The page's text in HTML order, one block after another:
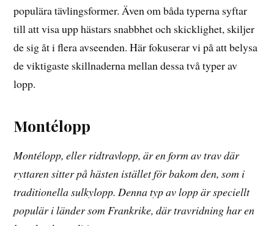
populära tävlingsformer. Även om båda typerna syftar
till att visa upp hästars snabbhet och skicklighet, skiljer
de sig åt i flera avseenden. Här fokuserar vi på att belysa
de viktigaste skillnaderna mellan dessa två typer av
lopp.
Montélopp
Montélopp, eller ridtravlopp, är en form av trav där
ryttaren sitter på hästen istället för bakom den, som i
traditionella sulkylopp. Denna typ av lopp är speciellt
populär i länder som Frankrike, där travridning har en